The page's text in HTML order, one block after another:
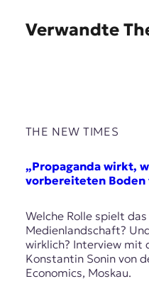
Verwandte
THE NEW TIMES
„Propaganda wirkt,
vorbereiteten Boden
Welche Rolle spielt
Medienlandschaft?
wirklich? Interview mit
Konstantin Sonin von
Economics, Moskau.